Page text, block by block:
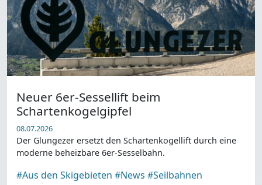
Neuer 6er-Sessellift beim
Schartenkogelgipfel
08.07.2026
Der Glungezer ersetzt den Schartenkogellift durch eine
moderne beheizbare 6er-Sesselbahn.
#Aus den Skigebieten #News #Seilbahnen